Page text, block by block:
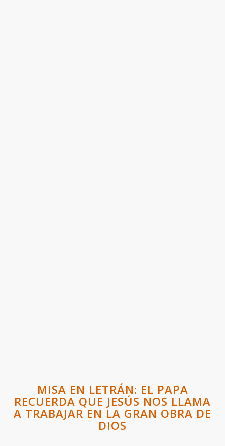
MISA EN LETRÁN: EL PAPA
RECUERDA QUE JESÚS NOS LLAMA
A TRABAJAR EN LA GRAN OBRA DE
DIOS